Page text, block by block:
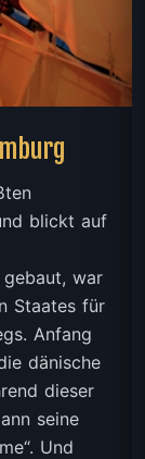
blickt auf
war
Staates für
Anfang
dänische
dieser
seine
Und